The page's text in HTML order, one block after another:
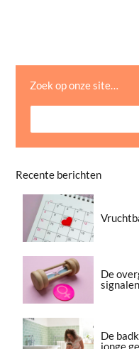
Zoek op onze site…
Recente berichten
De
De
jonge